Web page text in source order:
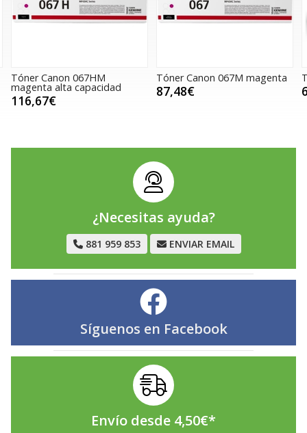
Tóner Canon 067HM
magenta alta capacidad
116,67€
Tóner Canon 067M magenta
87,48€
¿Necesitas ayuda?
881 959 853 ENVIAR EMAIL
Síguenos en Facebook
Envío desde 4,50€*